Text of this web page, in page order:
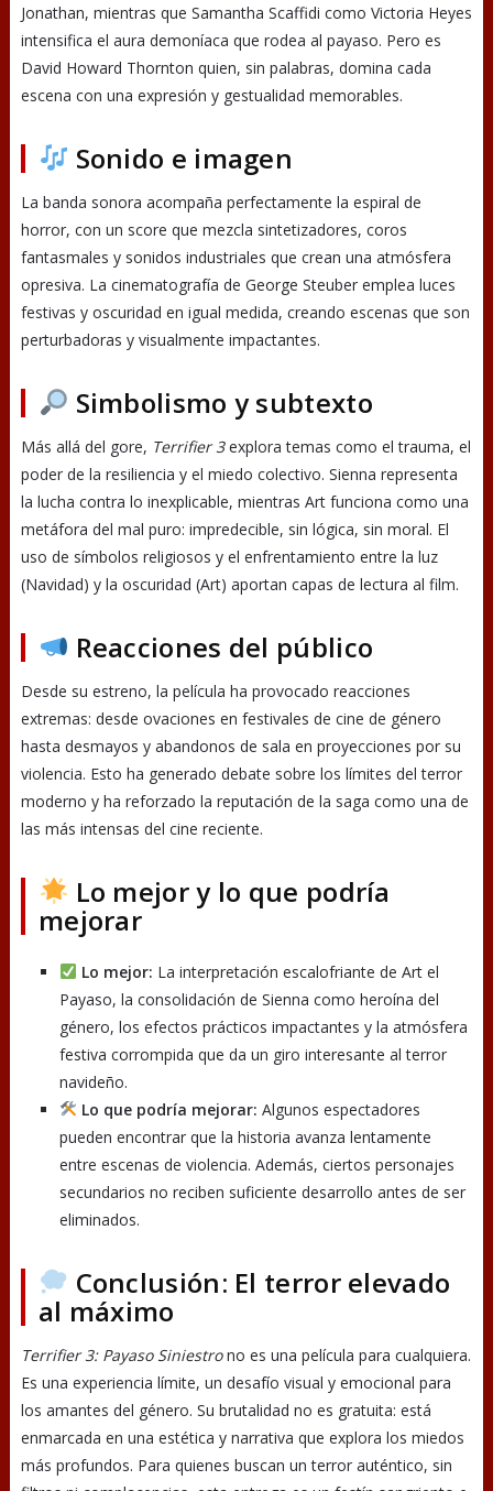
Jonathan, mientras que Samantha Scaffidi como Victoria Heyes
intensifica el aura demoníaca que rodea al payaso. Pero es
David Howard Thornton quien, sin palabras, domina cada
escena con una expresión y gestualidad memorables.
Sonido e imagen
La banda sonora acompaña perfectamente la espiral de
horror, con un score que mezcla sintetizadores, coros
fantasmales y sonidos industriales que crean una atmósfera
opresiva. La cinematografía de George Steuber emplea luces
festivas y oscuridad en igual medida, creando escenas que son
perturbadoras y visualmente impactantes.
Simbolismo y subtexto
Más allá del gore, Terrifier 3explora temas como el trauma, el
poder de la resiliencia y el miedo colectivo. Sienna representa
la lucha contra lo inexplicable, mientras Art funciona como una
metáfora del mal puro: impredecible, sin lógica, sin moral. El
uso de símbolos religiosos y el enfrentamiento entre la luz
(Navidad) y la oscuridad (Art) aportan capas de lectura al film.
Reacciones del público
Desde su estreno, la película ha provocado reacciones
extremas: desde ovaciones en festivales de cine de género
hasta desmayos y abandonos de sala en proyecciones por su
violencia. Esto ha generado debate sobre los límites del terror
moderno y ha reforzado la reputación de la saga como una de
las más intensas del cine reciente.
Lo mejor y lo que podría
mejorar
Lo mejor: La interpretación escalofriante de Art el
Payaso, la consolidación de Sienna como heroína del
género, los efectos prácticos impactantes y la atmósfera
festiva corrompida que da un giro interesante al terror
navideño.
Lo que podría mejorar: Algunos espectadores
pueden encontrar que la historia avanza lentamente
entre escenas de violencia. Además, ciertos personajes
secundarios no reciben suficiente desarrollo antes de ser
eliminados.
Conclusión: El terror elevado
al máximo
Terrifier 3: Payaso Siniestrono es una película para cualquiera.
Es una experiencia límite, un desafío visual y emocional para
los amantes del género. Su brutalidad no es gratuita: está
enmarcada en una estética y narrativa que explora los miedos
más profundos. Para quienes buscan un terror auténtico, sin